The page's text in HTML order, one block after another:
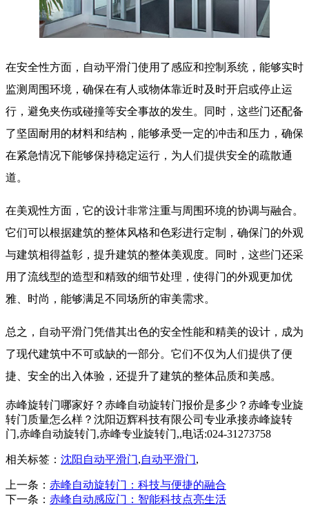
在安全性方面，自动平滑门使用了感应和控制系统，能够实时
监测周围环境，确保在有人或物体靠近时及时开启或停止运
行，避免夹伤或碰撞等安全事故的发生。同时，这些门还配备
了坚固耐用的材料和结构，能够承受一定的冲击和压力，确保
在紧急情况下能够保持稳定运行，为人们提供安全的疏散通
道。
在美观性方面，它的设计非常注重与周围环境的协调与融合。
它们可以根据建筑的整体风格和色彩进行定制，确保门的外观
与建筑相得益彰，提升建筑的整体美观度。同时，这些门还采
用了流线型的造型和精致的细节处理，使得门的外观更加优
雅、时尚，能够满足不同场所的审美需求。
总之，自动平滑门凭借其出色的安全性能和精美的设计，成为
了现代建筑中不可或缺的一部分。它们不仅为人们提供了便
捷、安全的出入体验，还提升了建筑的整体品质和美感。
赤峰旋转门哪家好？赤峰自动旋转门报价是多少？赤峰专业旋
转门质量怎么样？沈阳迈辉科技有限公司专业承接赤峰旋转
门,赤峰自动旋转门,赤峰专业旋转门,,电话:024-31273758
相关标签： 沈阳自动平滑门,自动平滑门,
上一条： 赤峰自动旋转门：科技与便捷的融合
下一条： 赤峰自动感应门：智能科技点亮生活